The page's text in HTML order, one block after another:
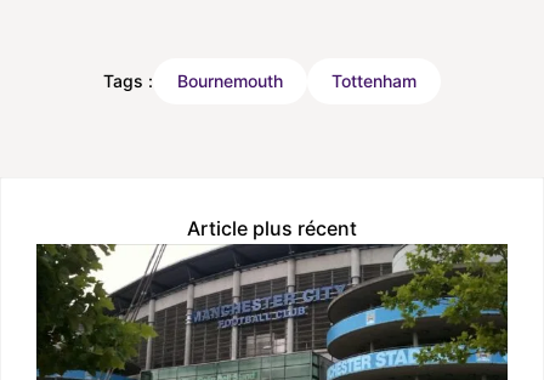
Tags : Bournemouth Tottenham
Article plus récent